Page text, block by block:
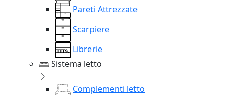
Pareti Attrezzate
Scarpiere
Librerie
Sistema letto
Complementi letto